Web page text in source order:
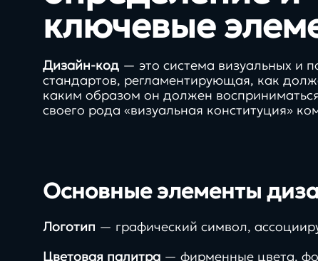
Заполнить бриф
ключевые
Дизайн-код — это система визуальных и
стандартов, регламентирующая, как
каким образом он должен
своего рода «визуальная конституция»
Основные элементы
Логотип — графический символ,
Цветовая палитра — фирменные цвета,